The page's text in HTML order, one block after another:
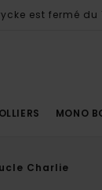
est fermé
MONO
Charlie